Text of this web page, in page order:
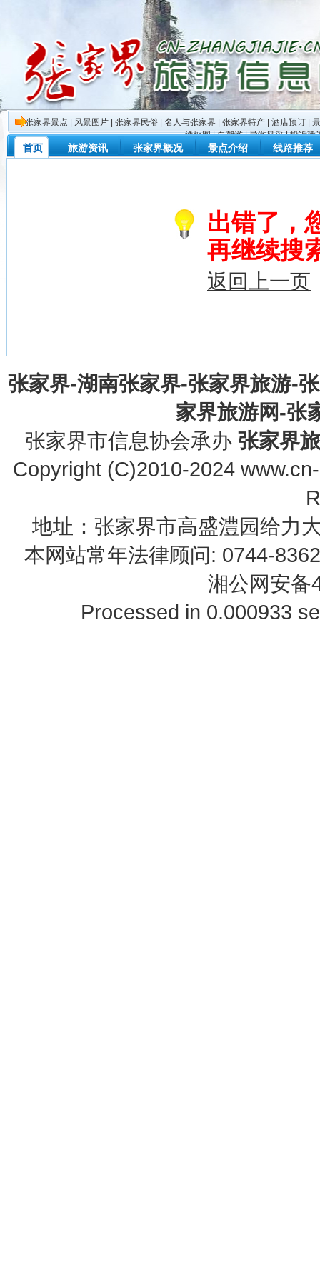
张家界景点 风景图片 张家界民俗 名人与张家界 张家界特产 酒店预订
通地图|自驾游|导游风采|投诉建
首页 旅游资讯 张家界概况 景点介绍 线路推荐
出错了，
再继续搜
返回上一页
张家界-湖南张家界-张家界旅游-
家界旅游网-张
张家界市信息协会承办 张家界
Copyright (C)2010-2024
地址：张家界市高盛澧园给力
本网站常年法律顾问: 0744-
湘公网安备
Processed in 0.000933